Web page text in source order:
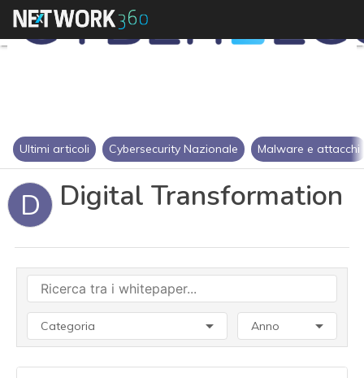
Ultimi articoli Cybersecurity Nazionale Malware e attacchi
D Digital Transformation
Categoria Anno